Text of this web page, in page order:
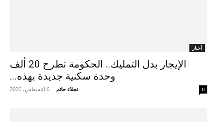
أخبار
الإيجار بدل التمليك.. الحكومة تطرح 20 ألف
وحدة سكنية جديدة بهذه...
نجلاء حاتم - 6 أغسطس، 2026 0